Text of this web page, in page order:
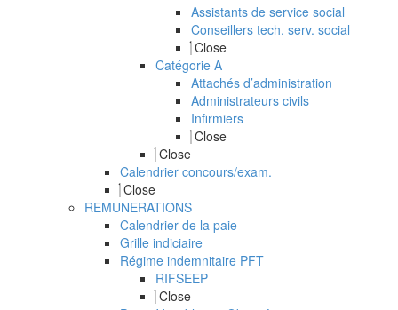
Assistants de service social
Conseillers tech. serv. social
Close
Catégorie A
Attachés d’administration
Administrateurs civils
Infirmiers
Close
Close
Calendrier concours/exam.
Close
REMUNERATIONS
Calendrier de la paie
Grille indiciaire
Régime indemnitaire PFT
RIFSEEP
Close